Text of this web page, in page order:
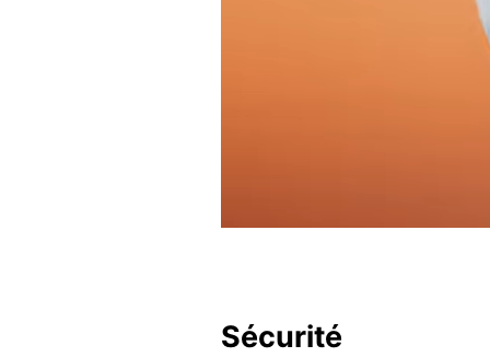
Sécurité